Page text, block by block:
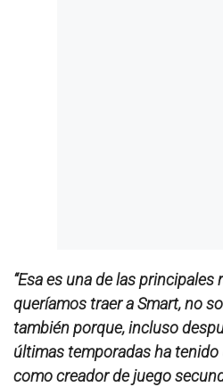
“Esa es una de las
queríamos traer a Smart, no
también porque, incluso
últimas temporadas ha
como creador de juego